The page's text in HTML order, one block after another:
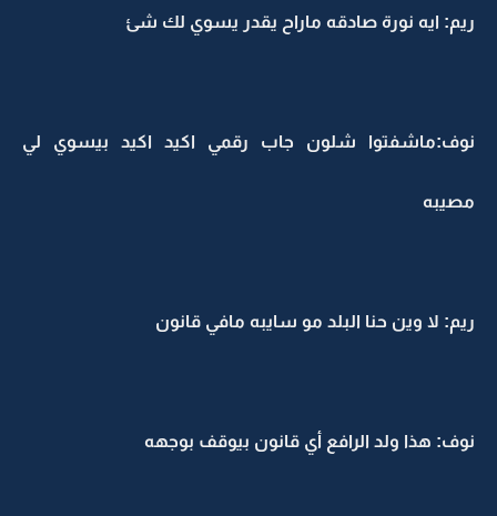
ريم: ايه نورة صادقه ماراح يقدر يسوي لك شئ
نوف:ماشفتوا شلون جاب رقمي اكيد اكيد بيسوي لي
مصيبه
ريم: لا وين حنا البلد مو سايبه مافي قانون
نوف: هذا ولد الرافع أي قانون بيوقف بوجهه